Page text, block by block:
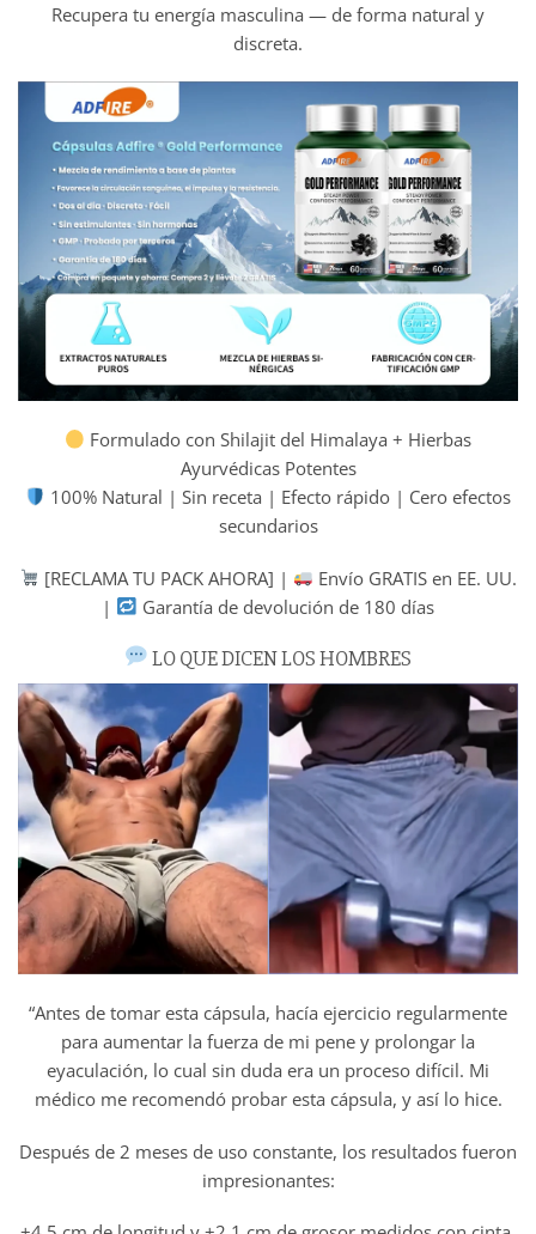
Recupera tu energía masculina — de forma natural y
discreta.
Formulado con Shilajit del Himalaya + Hierbas
Ayurvédicas Potentes
100% Natural | Sin receta | Efecto rápido | Cero efectos
secundarios
[RECLAMA TU PACK AHORA] |
Envío GRATIS en EE. UU.
|
Garantía de devolución de 180 días
LO QUE DICEN LOS HOMBRES
“Antes de tomar esta cápsula, hacía ejercicio regularmente
para aumentar la fuerza de mi pene y prolongar la
eyaculación, lo cual sin duda era un proceso difícil. Mi
médico me recomendó probar esta cápsula, y así lo hice.
Después de 2 meses de uso constante, los resultados fueron
impresionantes: